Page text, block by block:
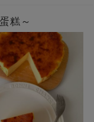
糕～